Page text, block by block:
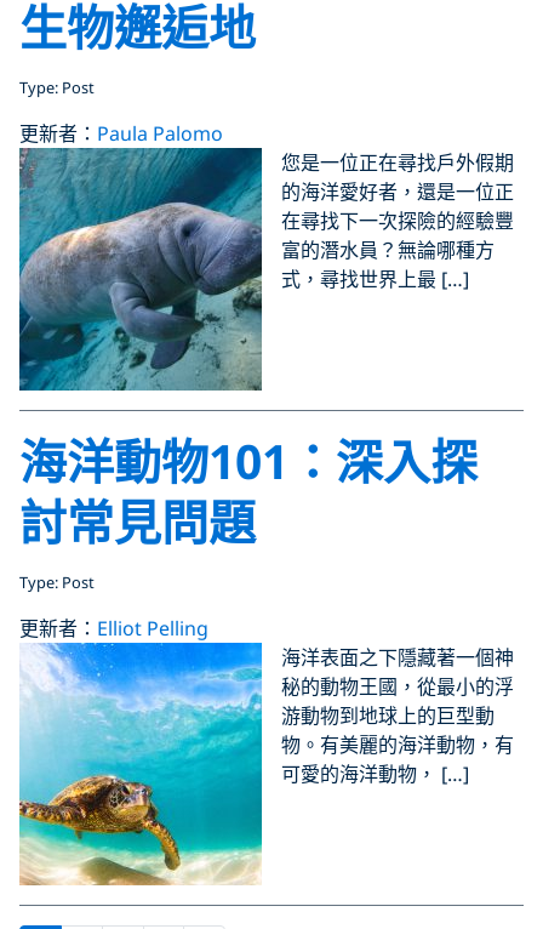
生物邂逅地
Type: Post
更新者： Paula Palomo
您是一位正在尋找戶外假期
的海洋愛好者，還是一位正
在尋找下一次探險的經驗豐
富的潛水員？無論哪種方
式，尋找世界上最 […]
海洋動物101：深入探
討常見問題
Type: Post
更新者： Elliot Pelling
海洋表面之下隱藏著一個神
秘的動物王國，從最小的浮
游動物到地球上的巨型動
物。有美麗的海洋動物，有
可愛的海洋動物， […]